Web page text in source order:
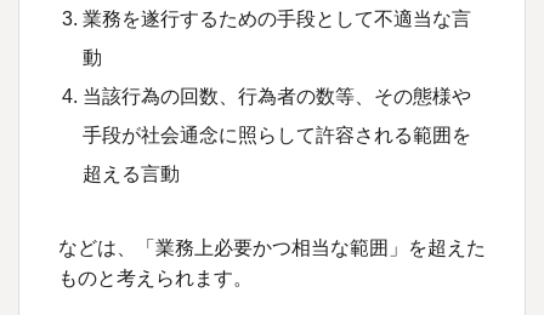
業務を遂行するための手段として不適当な言
動
当該行為の回数、行為者の数等、その態様や
手段が社会通念に照らして許容される範囲を
超える言動
などは、「業務上必要かつ相当な範囲」を超えた
ものと考えられます。